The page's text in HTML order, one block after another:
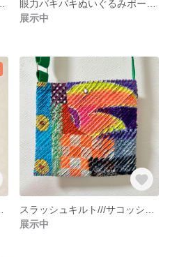
展示中
展示中